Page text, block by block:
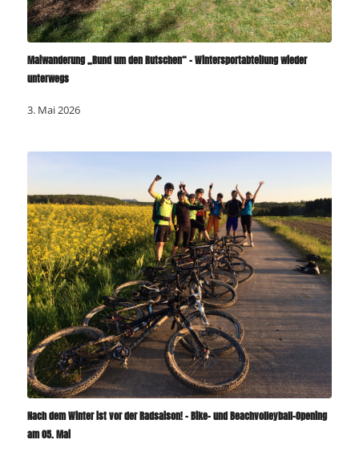
Maiwanderung „Rund um den Rutschen“ – Wintersportabteilung wieder
unterwegs
3. Mai 2026
Nach dem Winter ist vor der Radsaison! – Bike- und Beachvolleyball-Opening
am 05. Mai